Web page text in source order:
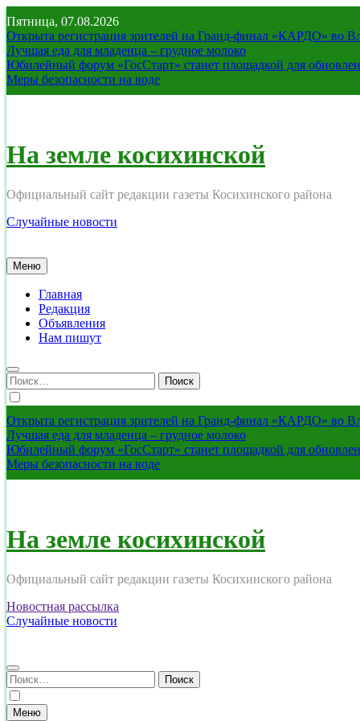
Перейти
к
содержимому
Пятница, 07.08.2026
Открыта регистрация зрителей на Гранд-финал «КАРДО» во
Лучшая еда для младенца – грудное молоко
Юбилейный форум «ГосСтарт» станет площадкой для
Меры безопасности на воде
На земле косихинской
Официальный сайт редакции газеты Косихинского района
Случайные новости
Меню
Главная
Редакция
Объявления
Нам пишут
Найти:
Открыта регистрация зрителей на Гранд-финал «КАРДО» во
Лучшая еда для младенца – грудное молоко
Юбилейный форум «ГосСтарт» станет площадкой для
Меры безопасности на воде
На земле косихинской
Официальный сайт редакции газеты Косихинского района
Новостная рассылка
Случайные новости
Найти:
Меню